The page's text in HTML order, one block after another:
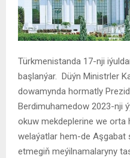
Türkmenistanda 17-nji
başlanýar. Düýn Ministrler
dowamynda hormatly
Berdimuhamedow 2023-nji
okuw mekdeplerine we orta
welaýatlar hem-de Aşgabat
etmegiň meýilnamalaryny